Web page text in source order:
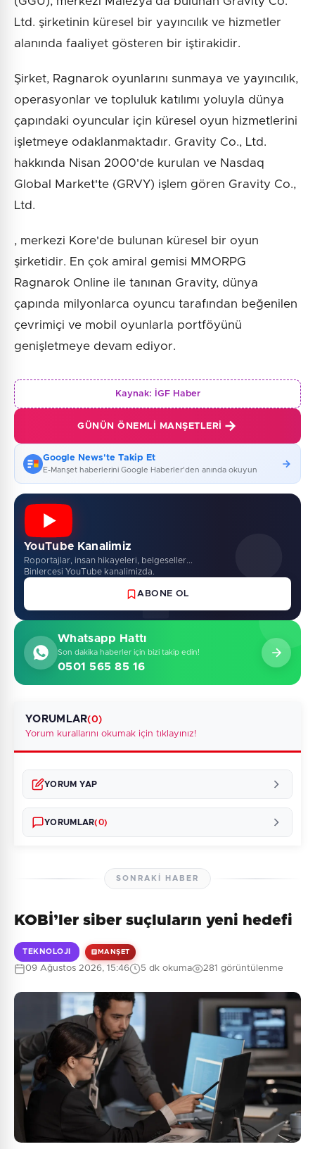
Ltd. şirketinin küresel bir yayıncılık ve hizmetler
alanında faaliyet gösteren bir iştirakidir.
Şirket, Ragnarok oyunlarını sunmaya ve yayıncılık,
operasyonlar ve topluluk katılımı yoluyla dünya
çapındaki oyuncular için küresel oyun hizmetlerini
işletmeye odaklanmaktadır. Gravity Co., Ltd.
hakkında Nisan 2000'de kurulan ve Nasdaq
Global Market'te (GRVY) işlem gören Gravity Co.,
Ltd.
, merkezi Kore'de bulunan küresel bir oyun
şirketidir. En çok amiral gemisi MMORPG
Ragnarok Online ile tanınan Gravity, dünya
çapında milyonlarca oyuncu tarafından beğenilen
çevrimiçi ve mobil oyunlarla portföyünü
genişletmeye devam ediyor.
Kaynak: İGF Haber
GÜNÜN ÖNEMLI MANŞETLERI
Google News'te Takip Et
E-Manşet haberlerini Google Haberler'den anında okuyun
YouTube Kanalimiz
Roportajlar, insan hikayeleri, belgeseller...
Binlercesi YouTube kanalimizda.
ABONE OL
Whatsapp Hattı
Son dakika haberler için bizi takip edin!
0501 565 85 16
YORUMLAR(0)
Yorum kurallarını okumak için tıklayınız!
YORUM YAP
0/2000
Güvenlik Sorusu:
10 + 4 = ?
Gönder
YORUMLAR(0)
Henüz yorum yapılmamış. İlk yorumu siz yapın!
SONRAKI HABER
KOBİ’ler siber suçluların yeni hedefi
TEKNOLOJI MANŞET
09 Ağustos 2026, 15:46 5 dk okuma 281 görüntülenme